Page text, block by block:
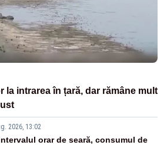
la intrarea în țară, dar rămâne mult
2026, 13:02
orar de seară, consumul de